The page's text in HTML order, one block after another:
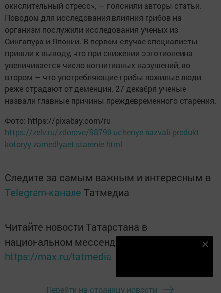
окислительный стресс», — пояснили авторы статьи.
Поводом для исследования влияния грибов на
организм послужили исследования ученых из
Сингапура и Японии. В первом случае специалисты
пришли к выводу, что при снижении эрготионеина
увеличивается число когнитивных нарушений, во
втором — что употребляющие грибы пожилые люди
реже страдают от деменции. 27 декабря ученые
назвали главные причины преждевременного старения.
Фото: https://pixabay.com/ru
https://zelv.ru/zdorove/98790-uchenye-nazvali-produkt-
kotoryy-zamedlyaet-starenie.html
Следите за самым важным и интересным в
Telegram-канале Татмедиа
Читайте новости Татарстана в
национальном мессенджере MАХ:
https://max.ru/tatmedia
Перейти на страницу новости